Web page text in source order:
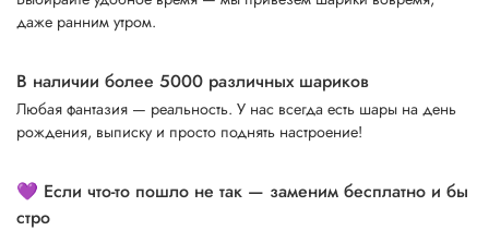
даже ранним утром.
В наличии более 5000 различных шариков
Любая фантазия — реальность. У нас всегда есть шары на день
рождения, выписку и просто поднять настроение!
💜 Если что-то пошло не так — заменим бесплатно и бы
стро